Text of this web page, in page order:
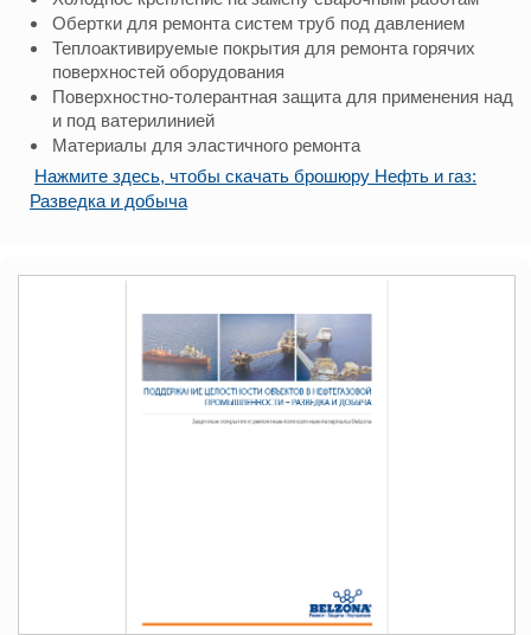
Обертки для ремонта систем труб под давлением
Теплоактивируемые покрытия для ремонта горячих
поверхностей оборудования
Поверхностно-толерантная защита для применения над
и под ватерилинией
Материалы для эластичного ремонта
Нажмите здесь, чтобы скачать брошюру Нефть и газ:
Разведка и добыча